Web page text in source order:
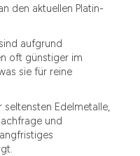
den aktuellen Platin-
aufgrund
oft günstiger im
sie für reine
seltensten Edelmetalle,
und